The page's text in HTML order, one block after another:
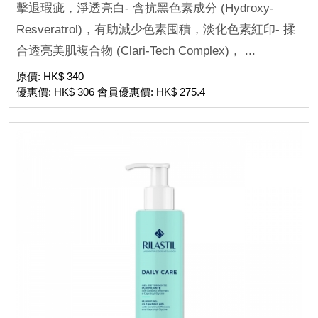
擊退瑕疵，淨透亮白- 含抗黑色素成分 (Hydroxy-
Resveratrol)，有助減少色素囤積，淡化色素紅印- 揉
合透亮美肌複合物 (Clari-Tech Complex)， ...
原價: HK$ 340
優惠價: HK$ 306 會員優惠價: HK$ 275.4